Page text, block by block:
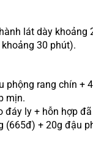
lát dày khoảng
30 phút).
rang chín
mịn.
đáy ly + hỗn hợp
(665đ) + 20g đậu